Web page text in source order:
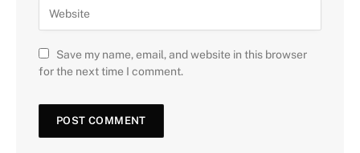
Save my name, email, and website in this browser
for the next time I comment.